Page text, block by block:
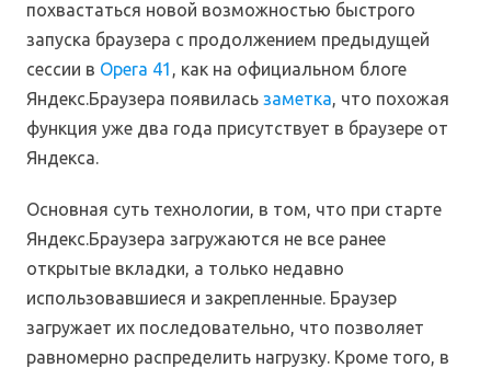
похвастаться новой возможностью быстрого
запуска браузера с продолжением предыдущей
сессии в Opera 41 , как на официальном блоге
Яндекс.Браузера появилась заметка, что похожая
функция уже два года присутствует в браузере от
Яндекса.
Основная суть технологии, в том, что при старте
Яндекс.Браузера загружаются не все ранее
открытые вкладки, а только недавно
использовавшиеся и закрепленные. Браузер
загружает их последовательно, что позволяет
равномерно распределить нагрузку. Кроме того, в